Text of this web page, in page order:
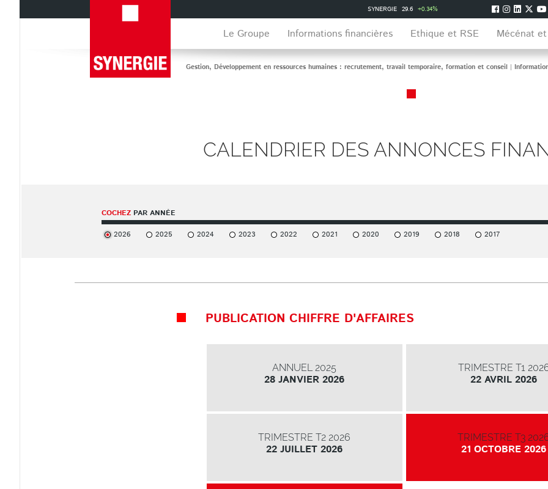
SYNERGIE 29.6 +0.34%
Le Groupe Informations financières Ethique et RSE Mécénat
Gestion, Développement en ressources humaines : recrutement, travail temporaire, formation et conseil|
CALENDRIER DES ANNONCES
COCHEZ PAR ANNÉE
2026 2025 2024 2023 2022 2021 2020 2019 2018 2017
PUBLICATION CHIFFRE D'AFFAIRES
ANNUEL 2025
28 JANVIER 2026
TRIMESTRE T1
22 AVRIL 2026
TRIMESTRE T2 2026
22 JUILLET 2026
TRIMESTRE T3
21 OCTOBRE 2026